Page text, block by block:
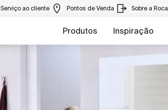
Serviço ao cliente Pontos de Venda Sobre a Roca
Produtos Inspiração